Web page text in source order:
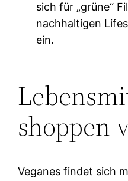
sich für „grüne“
nachhaltigen
ein.
shoppen
Veganes findet sich